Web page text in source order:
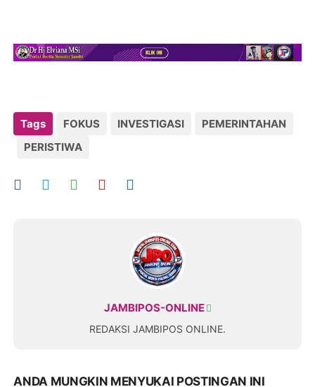
Tags FOKUS INVESTIGASI
PEMERINTAHAN
PERISTIWA
JAMBIPOS-ONLINE
REDAKSI JAMBIPOS ONLINE.
ANDA MUNGKIN MENYUKAI POSTINGAN INI